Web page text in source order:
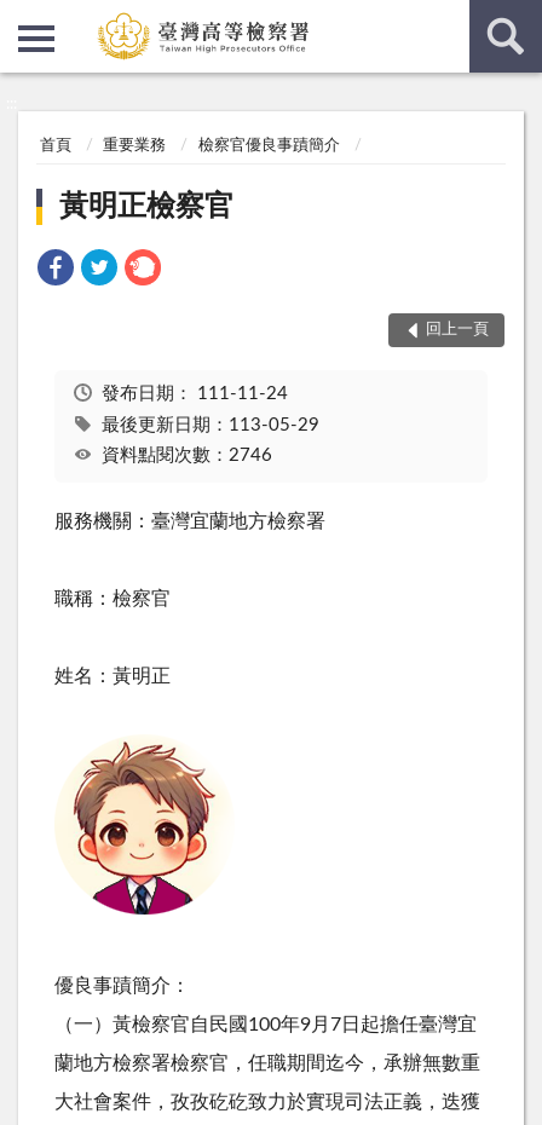
首頁 重要業務 檢察官優良事蹟簡介
黃明正檢察官
回上一頁
發布日期： 111-11-24
最後更新日期：113-05-29
資料點閱次數：2746
服務機關：臺灣宜蘭地方檢察署
職稱：檢察官
姓名：黃明正
優良事蹟簡介：
（一）黃檢察官自民國100年9月7日起擔任臺灣宜
蘭地方檢察署檢察官，任職期間迄今，承辦無數重
大社會案件，孜孜矻矻致力於實現司法正義，迭獲